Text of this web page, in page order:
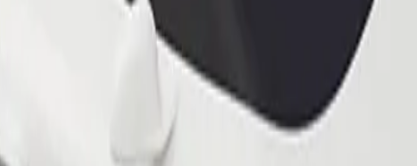
გადმოწერე აპლიკაცია